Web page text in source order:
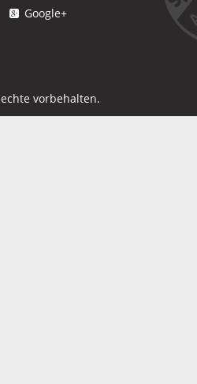
Google+
vorbehalten.